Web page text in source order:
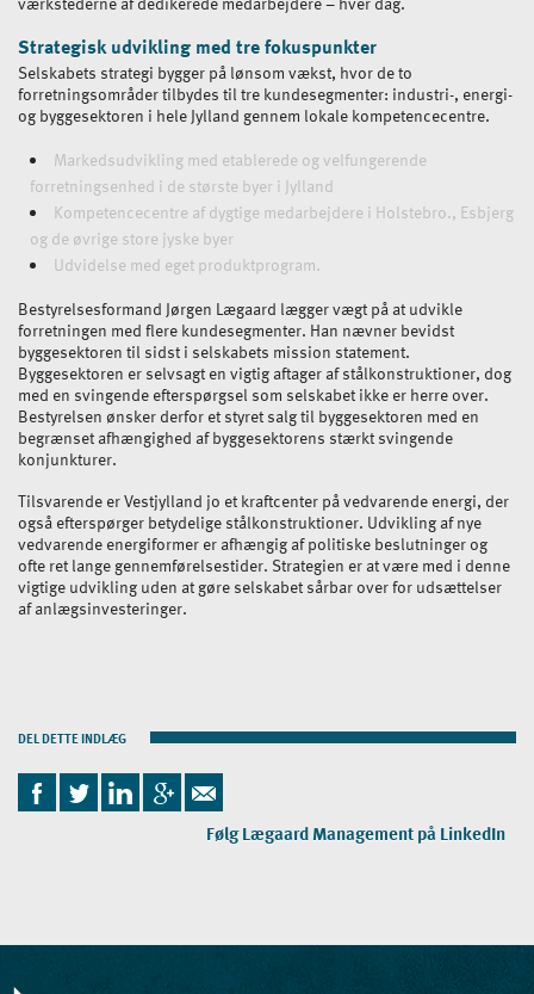
Strategisk udvikling med tre fokuspunkter
Selskabets strategi bygger på lønsom vækst, hvor de to
forretningsområder tilbydes til tre kundesegmenter: industri-, energi-
og byggesektoren i hele Jylland gennem lokale kompetencecentre.
Markedsudvikling med etablerede og velfungerende
forretningsenhed i de største byer i Jylland
Kompetencecentre af dygtige medarbejdere i Holstebro., Esbjerg
og de øvrige store jyske byer
Udvidelse med eget produktprogram.
Bestyrelsesformand Jørgen Lægaard lægger vægt på at udvikle
forretningen med flere kundesegmenter. Han nævner bevidst
byggesektoren til sidst i selskabets mission statement.
Byggesektoren er selvsagt en vigtig aftager af stålkonstruktioner, dog
med en svingende efterspørgsel som selskabet ikke er herre over.
Bestyrelsen ønsker derfor et styret salg til byggesektoren med en
begrænset afhængighed af byggesektorens stærkt svingende
konjunkturer.
Tilsvarende er Vestjylland jo et kraftcenter på vedvarende energi, der
også efterspørger betydelige stålkonstruktioner. Udvikling af nye
vedvarende energiformer er afhængig af politiske beslutninger og
ofte ret lange gennemførelsestider. Strategien er at være med i denne
vigtige udvikling uden at gøre selskabet sårbar over for udsættelser
af anlægsinvesteringer.
DEL DETTE INDLÆG
Følg Lægaard Management på LinkedIn